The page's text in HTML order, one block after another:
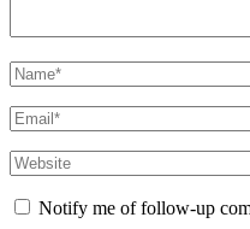
Notify me of follow-up